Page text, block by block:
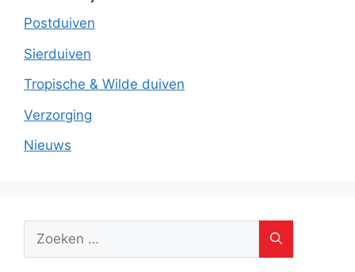
Postduiven
Sierduiven
Tropische & Wilde duiven
Verzorging
Nieuws
Zoek